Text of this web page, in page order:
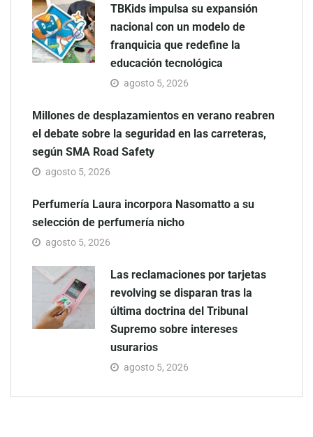
TBKids impulsa su expansión
nacional con un modelo de
franquicia que redefine la
educación tecnológica
agosto 5, 2026
Millones de desplazamientos en verano reabren
el debate sobre la seguridad en las carreteras,
según SMA Road Safety
agosto 5, 2026
Perfumería Laura incorpora Nasomatto a su
selección de perfumería nicho
agosto 5, 2026
Las reclamaciones por tarjetas
revolving se disparan tras la
última doctrina del Tribunal
Supremo sobre intereses
usurarios
agosto 5, 2026